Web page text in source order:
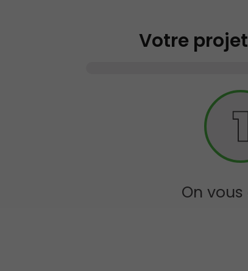
Votre
On